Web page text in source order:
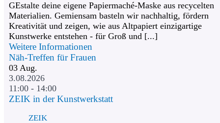
GEstalte deine eigene Papiermaché-Maske aus recycelten
Materialien. Gemiensam basteln wir nachhaltig, fördern
Kreativität und zeigen, wie aus Altpapiert einzigartige
Kunstwerke entstehen - für Groß und [...]
Weitere Informationen
Näh-Treffen für Frauen
03 Aug.
3.08.2026
11:00 - 14:00
ZEIK in der Kunstwerkstatt
ZEIK